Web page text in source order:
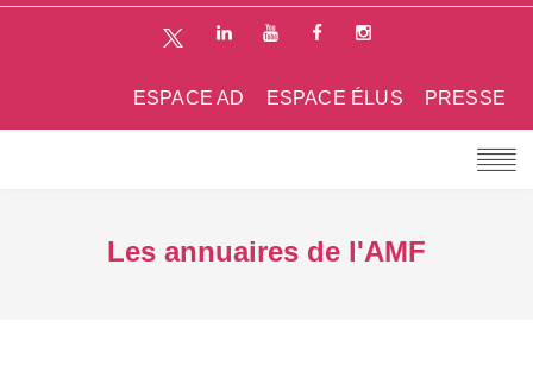
PRESSE
ESPACE ÉLUS
ESPACE AD
Les annuaires de l'AMF